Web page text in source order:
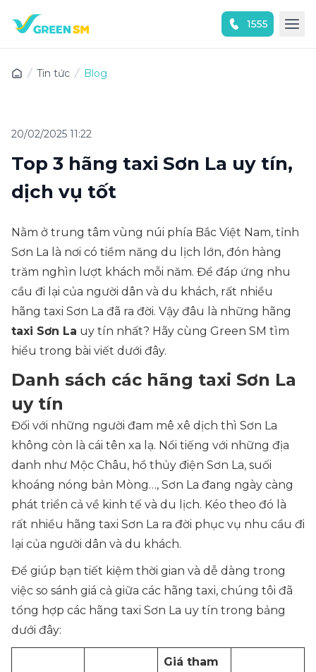
1555
Tin tức Blog
20/02/2025 11:22
Top 3 hãng taxi Sơn La uy tín,
dịch vụ tốt
Nằm ở trung tâm vùng núi phía Bắc Việt Nam, tỉnh
Sơn La là nơi có tiềm năng du lịch lớn, đón hàng
trăm nghìn lượt khách mỗi năm. Để đáp ứng nhu
cầu đi lại của người dân và du khách, rất nhiều
hãng taxi Sơn La đã ra đời. Vậy đâu là những hãng
taxi Sơn La uy tín nhất? Hãy cùng Green SM tìm
hiểu trong bài viết dưới đây.
Danh sách các hãng taxi Sơn La
uy tín
Đối với những người đam mê xê dịch thì Sơn La
không còn là cái tên xa lạ. Nổi tiếng với những địa
danh như Mộc Châu, hồ thủy điện Sơn La, suối
khoáng nóng bản Mòng…, Sơn La đang ngày càng
phát triển cả về kinh tế và du lịch. Kéo theo đó là
rất nhiều hãng taxi Sơn La ra đời phục vụ nhu cầu đi
lại của người dân và du khách.
Để giúp bạn tiết kiệm thời gian và dễ dàng trong
việc so sánh giá cả giữa các hãng taxi, chúng tôi đã
tổng hợp các hãng taxi Sơn La uy tín trong bảng
dưới đây:
Giá tham